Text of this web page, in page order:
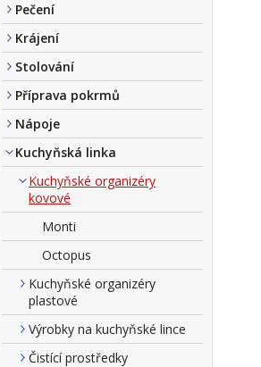
Pečení
Krájení
Stolování
Příprava pokrmů
Nápoje
Kuchyňská linka
Kuchyňské organizéry
kovové
Monti
Octopus
Kuchyňské organizéry
plastové
Výrobky na kuchyňské lince
Čistící prostředky